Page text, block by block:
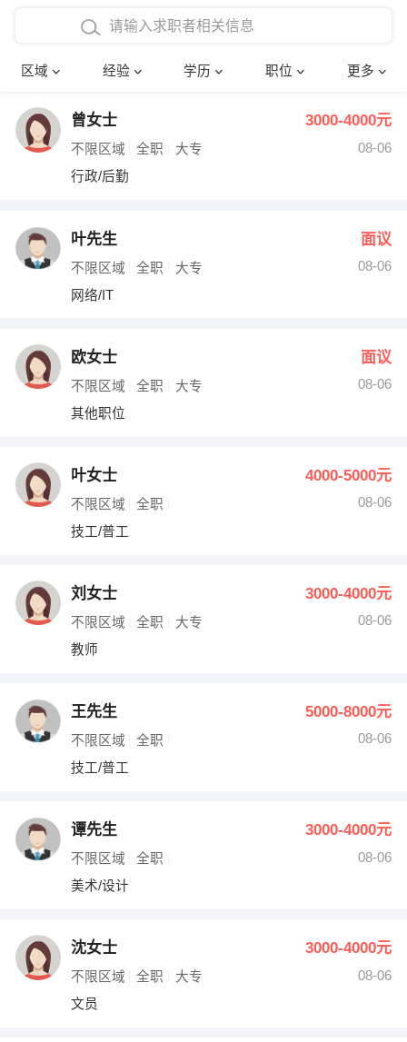
区域 经验 学历 职位 更多
在校学生工作经验
四年以上工作经验
五年以上工作经验
博士
文员 护士
财务会计
网络IT
收银员
水电/机修
编辑 法律
其他职位
确定
曾女士 3000-4000元
不限区域 全职 大专
08-06
行政/后勤
叶先生 面议
不限区域 全职 大专
08-06
网络/IT
欧女士 面议
不限区域 全职 大专
08-06
其他职位
叶女士 4000-5000元
不限区域 全职
08-06
技工/普工
刘女士 3000-4000元
不限区域 全职 大专
08-06
教师
王先生 5000-8000元
不限区域 全职
08-06
技工/普工
谭先生 3000-4000元
不限区域 全职
08-06
美术/设计
沈女士 3000-4000元
不限区域 全职 大专
08-06
文员